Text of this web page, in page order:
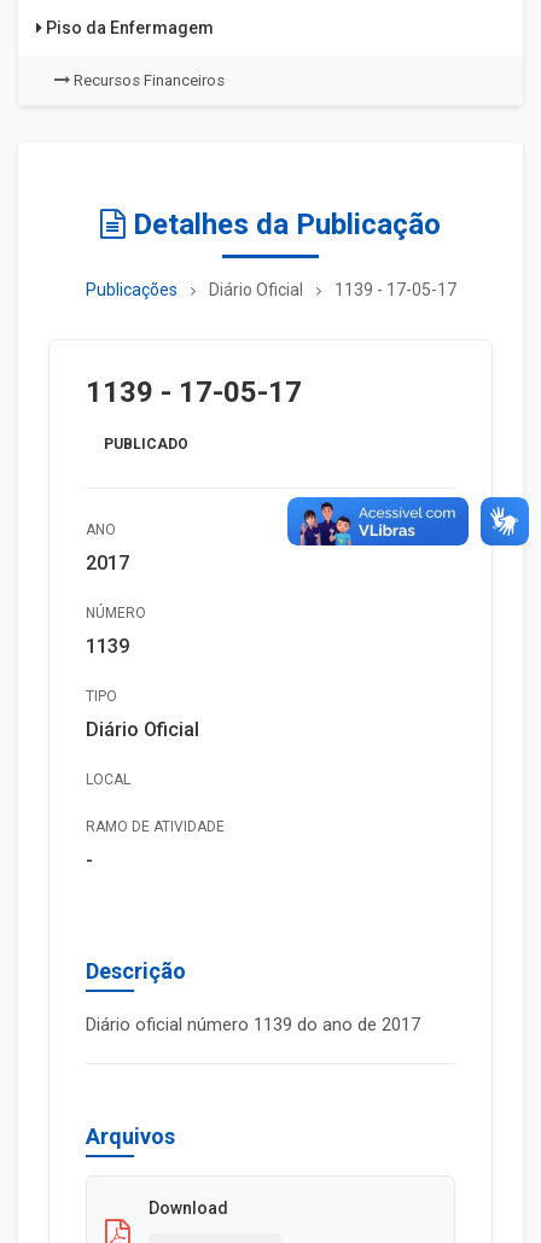
Piso da Enfermagem
Recursos Financeiros
Detalhes da Publicação
Publicações Diário Oficial 1139 - 17-05-17
1139 - 17-05-17
PUBLICADO
ANO
2017
NÚMERO
1139
TIPO
Diário Oficial
LOCAL
RAMO DE ATIVIDADE
-
Descrição
Diário oficial número 1139 do ano de 2017
Arquivos
Download